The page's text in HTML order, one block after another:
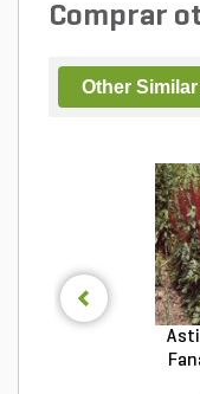
Comprar
Other